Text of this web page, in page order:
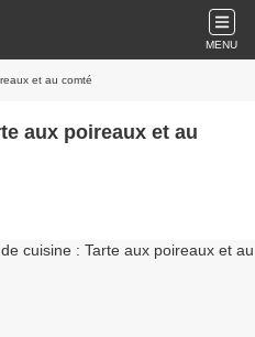
MENU
et au comté
aux poireaux et au